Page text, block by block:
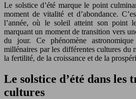
Le solstice d’été marque le point
moment de vitalité et d’abondance.
l’année, où le soleil atteint son point
marquant un moment de transition vers
du jour. Ce phénomène
millénaires par les différentes cultures du
la fertilité, de la croissance et de la
Le solstice d’été dans les
cultures